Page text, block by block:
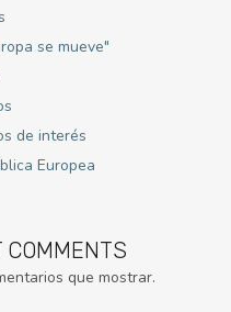
se mueve"
de interés
Europea
COMMENTS
que mostrar.